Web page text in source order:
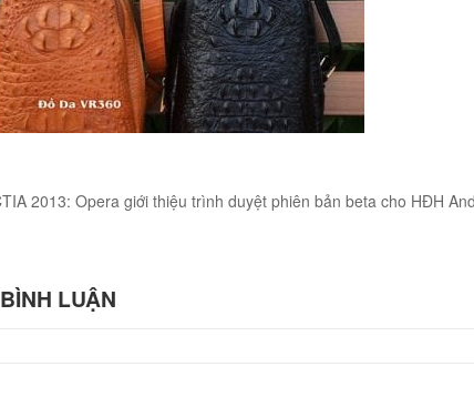
2013: Opera giới thiệu trình duyệt phiên bản beta cho HĐH
LUẬN